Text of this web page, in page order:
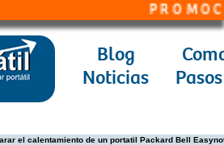
P R O M O C I O N P O R
Blog
Noticias
el calentamiento de un portatil Packard Bell